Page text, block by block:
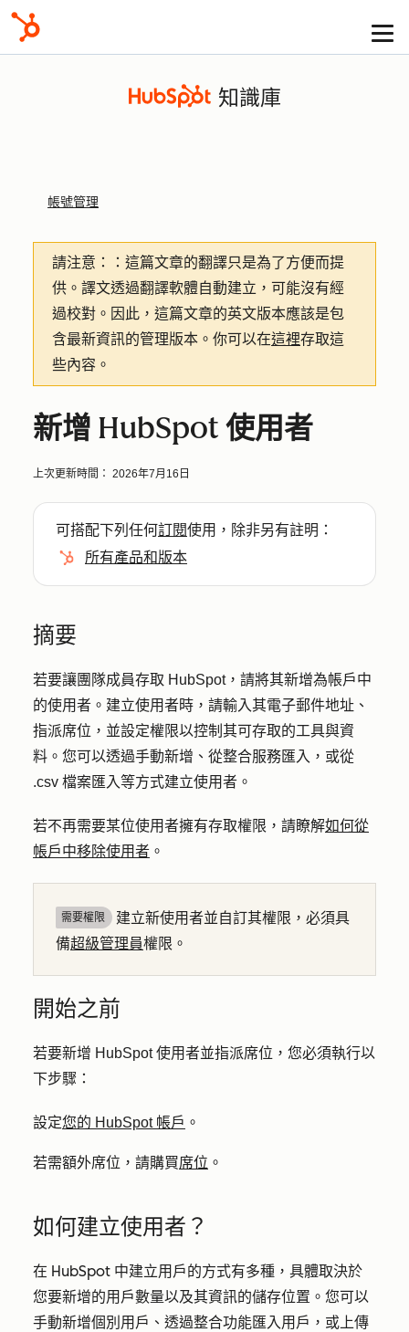
知識庫
帳號管理
請注意：
：這篇文章的翻譯只是為了方便而提
供。譯文透過翻譯軟體自動建立，可能沒有經
過校對。因此，這篇文章的英文版本應該是包
含最新資訊的管理版本。你可以在這裡存取這
些內容。
新增 HubSpot 使用者
上次更新時間： 2026年7月16日
可搭配下列任何訂閱使用，除非另有註明：
所有產品和版本
摘要
若要讓團隊成員存取 HubSpot，請將其新增為帳戶中
的使用者。建立使用者時，請輸入其電子郵件地址、
指派席位，並設定權限以控制其可存取的工具與資
料。您可以透過手動新增、從整合服務匯入，或從
.csv 檔案匯入等方式建立使用者。
若不再需要某位使用者擁有存取權限，請瞭解如何從
帳戶中移除使用者 。
需要權限
建立新使用者並自訂其權限，必須具
備超級管理員權限。
開始之前
若要新增 HubSpot 使用者並指派席位，您必須執行以
下步驟：
設定您的 HubSpot 帳戶 。
若需額外席位，請購買席位 。
如何建立使用者？
在 HubSpot 中建立用戶的方式有多種，具體取決於
您要新增的用戶數量以及其資訊的儲存位置。您可以
手動新增個別用戶、透過整合功能匯入用戶，或上傳